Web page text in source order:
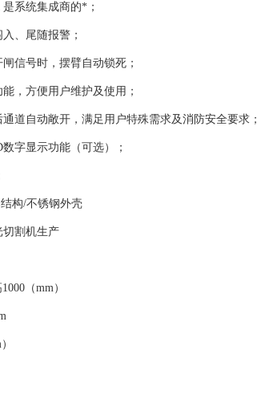
系统集成商的*；
、尾随报警；
信号时，摆臂自动锁死；
，方便用户维护及使用；
自动敞开，满足用户特殊需求及消防安全要求；
字显示功能（可选）；
构/不锈钢外壳
割机生产
（mm）